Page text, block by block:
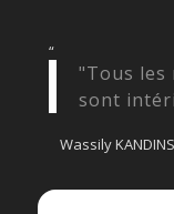
“
"Tous les
sont
Wassily